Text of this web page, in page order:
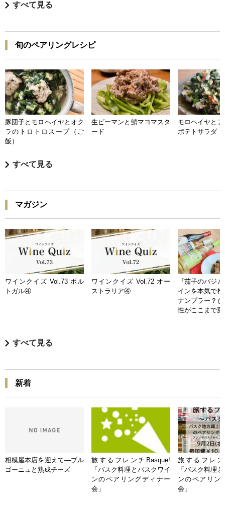
すべて見る
旬のペアリングレシピ
豚団子とモロヘイヤとオク
ラのトロトロスープ（ご
飯）
生ピーマンと鯖マヨマスタ
ード
モロヘイヤと
ポテトサラダ
すべて見る
マガジン
ワインクイズ Vol.73 ポル
トガル④
ワインクイズ Vol.72 オー
ストラリア④
『茄子のバジ
インを本気で
ナンプラー？
性がここまで
すべて見る
新着
相模屋本店を迎えて―ブル
ゴーニュと熟成チーズ
旅するフレンチBasque!
「バスク料理とバスクワイ
ンのペアリングディナー
会」
旅するフレン
「バスク料理
ンのペアリン
会」